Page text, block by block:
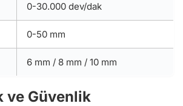
0-30.000 dev/dak
0-50 mm
6 mm / 8 mm / 10 mm
ve Güvenlik